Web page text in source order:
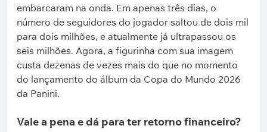
embarcaram na onda. Em apenas três dias, o
número de seguidores do jogador saltou de dois mil
para dois milhões, e atualmente já ultrapassou os
seis milhões. Agora, a figurinha com sua imagem
custa dezenas de vezes mais do que no momento
do lançamento do álbum da Copa do Mundo 2026
da Panini.
Vale a pena e dá para ter retorno financeiro?